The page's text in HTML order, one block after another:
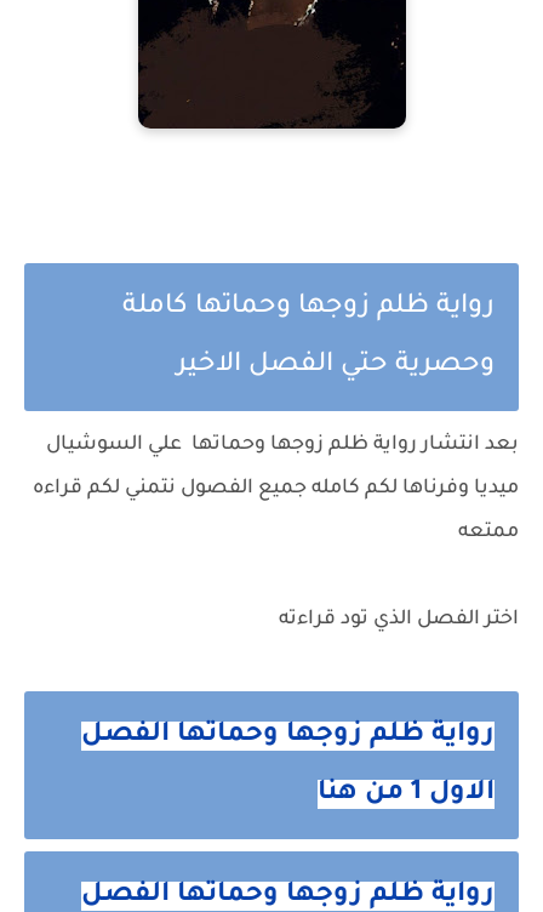
رواية ظلم زوجها وحماتها كاملة
وحصرية حتي الفصل الاخير
بعد انتشار رواية ظلم زوجها وحماتها علي السوشيال
ميديا وفرناها لكم كامله جميع الفصول نتمني لكم قراءه
ممتعه
اختر الفصل الذي تود قراءته
رواية ظلم زوجها وحماتها الفصل
الاول 1 من هنا
رواية ظلم زوجها وحماتها الفصل